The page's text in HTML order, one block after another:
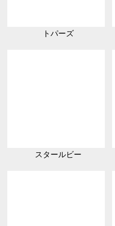
トパーズ
スタールビー